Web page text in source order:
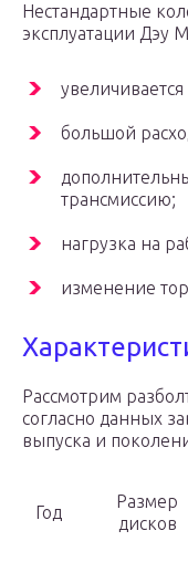
Нестандартные
эксплуатации Дэу
большой
трансмиссию;
нагрузка на
изменение
Рассмотрим
согласно данных
выпуска и
Год
Размер
дисков